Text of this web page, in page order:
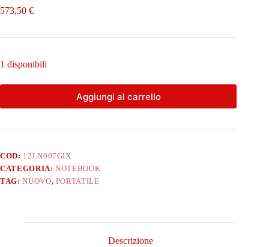
573,50 €
1 disponibili
Aggiungi al carrello
COD: 12LN007GIX
CATEGORIA:NOTEBOOK
TAG:NUOVO, PORTATILE
Descrizione